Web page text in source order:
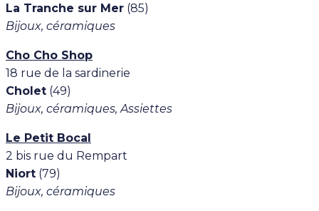
La Tranche sur Mer (85)
Bijoux, céramiques
Cho Cho Shop
18 rue de la sardinerie
Cholet (49)
Bijoux, céramiques, Assiettes
Le Petit Bocal
2 bis rue du Rempart
Niort (79)
Bijoux, céramiques